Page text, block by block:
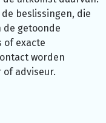
beslissingen, die
de getoonde
of exacte
worden
of adviseur.